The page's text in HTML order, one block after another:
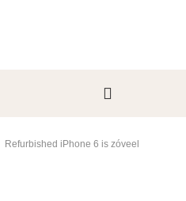
Refurbished iPhone 6 is zóveel